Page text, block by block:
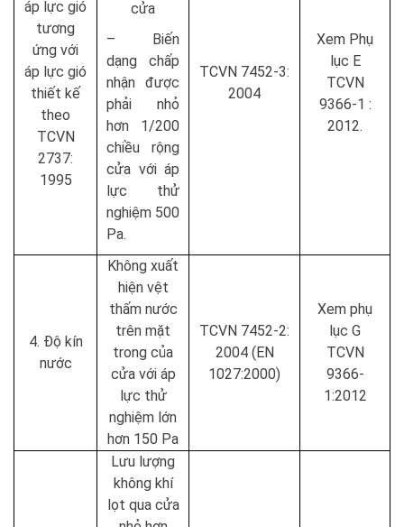
áp lực gió
tương
ứng với
áp lực gió
thiết kế
theo
TCVN
2737:
1995
cửa
– Biến
dạng chấp
nhận được
phải nhỏ
hơn 1/200
chiều rộng
cửa với áp
lực thử
nghiệm 500
Pa.
TCVN 7452-3:
2004
Xem Phụ
lục E
TCVN
9366-1 :
2012.
4. Độ kín
nước
Không xuất
hiện vệt
thấm nước
trên mặt
trong của
cửa với áp
lực thử
nghiệm lớn
hơn 150 Pa
TCVN 7452-2:
2004 (EN
1027:2000)
Xem phụ
lục G
TCVN
9366-
1:2012
Lưu lượng
không khí
lọt qua cửa